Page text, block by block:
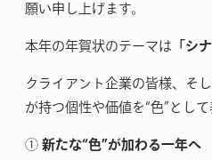
願い申し上げます。
本年の年賀状のテーマは 「シ
クライアント企業の皆様、そ
が持つ個性や価値を“色”として
① 新たな“色”が加わる一年へ